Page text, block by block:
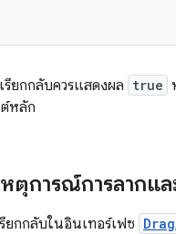
รียกกลับควรแสดงผล true
หลัก
ตุการณ์การลากแล
ยกกลับในอินเทอร์เฟซ